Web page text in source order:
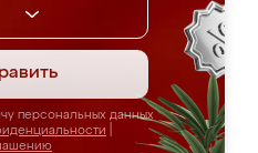
персональных данных